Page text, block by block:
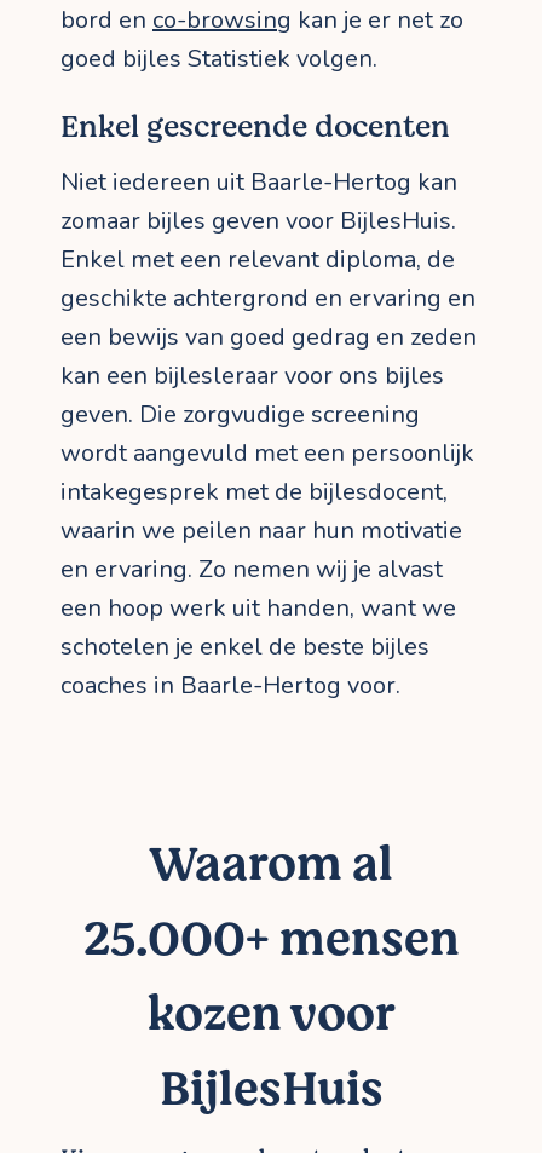
bord en co-browsing kan je er net zo
goed bijles Statistiek volgen.
Enkel gescreende docenten
Niet iedereen uit Baarle-Hertog kan
zomaar bijles geven voor BijlesHuis.
Enkel met een relevant diploma, de
geschikte achtergrond en ervaring en
een bewijs van goed gedrag en zeden
kan een bijlesleraar voor ons bijles
geven. Die zorgvudige screening
wordt aangevuld met een persoonlijk
intakegesprek met de bijlesdocent,
waarin we peilen naar hun motivatie
en ervaring. Zo nemen wij je alvast
een hoop werk uit handen, want we
schotelen je enkel de beste bijles
coaches in Baarle-Hertog voor.
Waarom al
25.000+ mensen
kozen voor
BijlesHuis